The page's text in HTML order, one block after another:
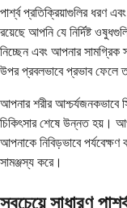
পার্শ্ব প্রতিক্রিয়াগুলির ধরণ
রয়েছে আপনি যে নির্দিষ্ট
নিচ্ছেন এবং আপনার
উপর প্রবলভাবে প্রভাব ফেলে
আপনার শরীর আশ্চর্যজনকভাবে
চিকিৎসার শেষে উন্নত হয়।
আপনাকে নিবিড়ভাবে
সামঞ্জস্য করে।
সবচেয়ে সাধারণ